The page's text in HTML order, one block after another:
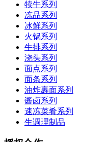
犊牛系列
冻品系列
冰鲜系列
火锅系列
牛排系列
浇头系列
面点系列
面条系列
油炸裹面系列
酱卤系列
速冻菜肴系列
生调理制品